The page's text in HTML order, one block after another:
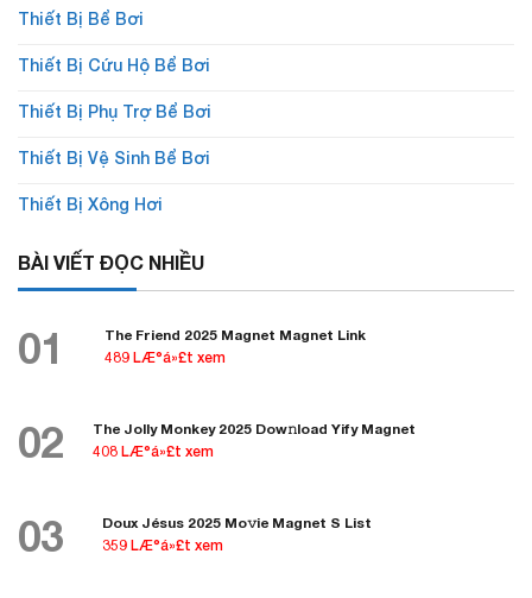
Thiết Bị Bể Bơi
Thiết Bị Cứu Hộ Bể Bơi
Thiết Bị Phụ Trợ Bể Bơi
Thiết Bị Vệ Sinh Bể Bơi
Thiết Bị Xông Hơi
BÀI VIẾT ĐỌC NHIỀU
01
The Friend 2025 Magnet Magnet Link
489 LÆ°á»£t xem
02
The Jolly Monkey 2025 Dow𝚗load Yify Magnet
408 LÆ°á»£t xem
03
Doux Jésus 2025 Mo𝚟ie Magnet S List
359 LÆ°á»£t xem